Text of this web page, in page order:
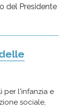
del Presidente
per l'infanzia e
sociale,